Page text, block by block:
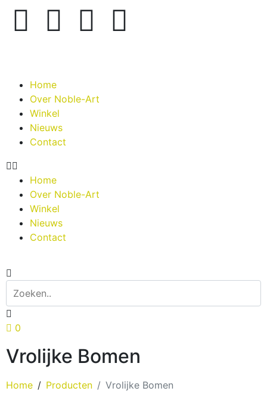
Home
Over Noble-Art
Winkel
Nieuws
Contact
Home
Over Noble-Art
Winkel
Nieuws
Contact
0
Vrolijke Bomen
Home Producten Vrolijke Bomen